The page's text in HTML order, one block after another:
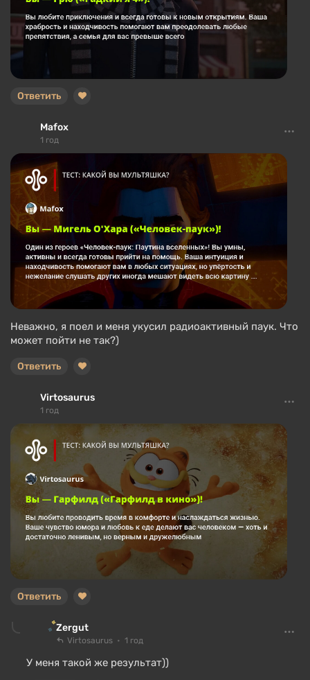
Ответить
Mafox
1 год
Неважно, я поел и меня укусил радиоактивный паук. Что
может пойти не так?)
Ответить
Virtosaurus
1 год
Ответить
Zergut
Virtosaurus 1 год
У меня такой же результат))